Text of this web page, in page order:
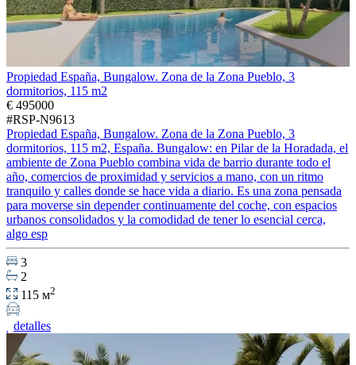
Propiedad España, Bungalow. Zona de la Zona Pueblo, 3
dormitorios, 115 m2
€ 495000
#RSP-N9613
Propiedad España, Bungalow. Zona de la Zona Pueblo, 3
dormitorios, 115 m2, España. Bungalow: en Pilar de la Horadada, el
ambiente de Zona Pueblo combina vida de barrio durante todo el
año, comercios de proximidad y servicios a mano, con un ritmo
tranquilo y calles donde se hace vida a diario. Es una zona pensada
para moverse sin depender continuamente del coche, con espacios
urbanos consolidados y la comodidad de tener lo esencial cerca,
algo esp
3
2
115 м2
detalles